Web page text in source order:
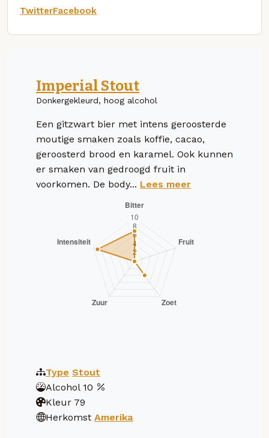
TwitterFacebook
Imperial Stout
Donkergekleurd, hoog alcohol
Een gitzwart bier met intens geroosterde
moutige smaken zoals koffie, cacao,
geroosterd brood en karamel. Ook kunnen
er smaken van gedroogd fruit in
voorkomen. De body... Lees meer
Type Stout
Alcohol 10
Kleur 79
Herkomst Amerika